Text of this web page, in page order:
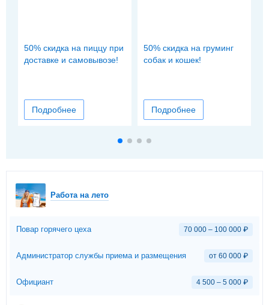
50% скидка на пиццу при
доставке и самовывозе!
Подробнее
50% скидка на груминг
собак и кошек!
Подробнее
Работа на лето
Повар горячего цеха 70 000 – 100 000 ₽
Администратор службы приема и размещения от 60 000 ₽
Официант 4 500 – 5 000 ₽